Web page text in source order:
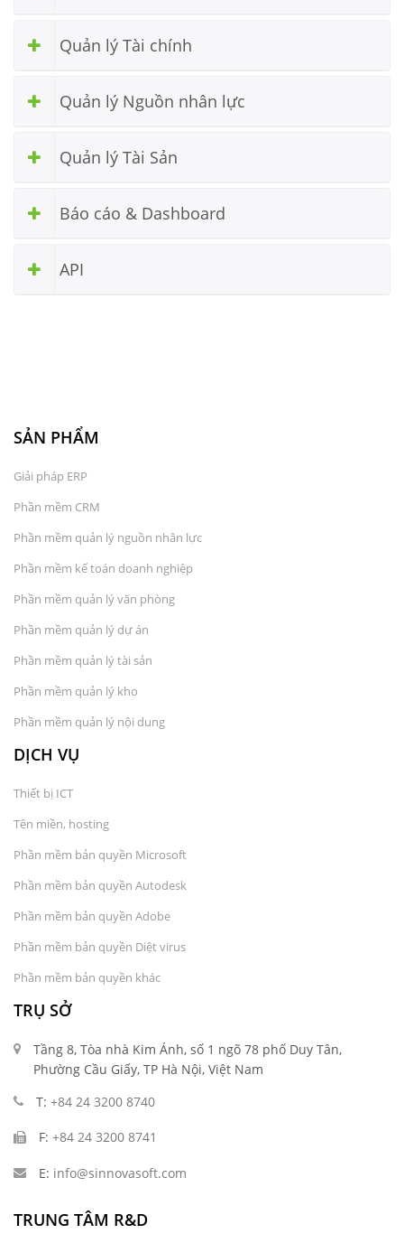
Quản lý Tài chính
Quản lý Nguồn nhân lực
Quản lý Tài Sản
Báo cáo & Dashboard
API
SẢN PHẨM
Giải pháp ERP
Phần mềm CRM
Phần mềm quản lý nguồn nhân lực
Phần mềm kế toán doanh nghiệp
Phần mềm quản lý văn phòng
Phần mềm quản lý dự án
Phần mềm quản lý tài sản
Phần mềm quản lý kho
Phần mềm quản lý nội dung
DỊCH VỤ
Thiết bị ICT
Tên miền, hosting
Phần mềm bản quyền Microsoft
Phần mềm bản quyền Autodesk
Phần mềm bản quyền Adobe
Phần mềm bản quyền Diệt virus
Phần mềm bản quyền khác
TRỤ SỞ
Tầng 8, Tòa nhà Kim Ánh, số 1 ngõ 78 phố Duy Tân,
Phường Cầu Giấy, TP Hà Nội, Việt Nam
T: +84 24 3200 8740
F: +84 24 3200 8741
E: info@sinnovasoft.com
TRUNG TÂM R&D